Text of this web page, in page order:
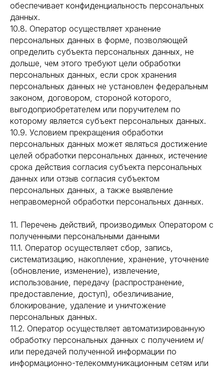
обеспечивает конфиденциальность персональных
данных.
10.8. Оператор осуществляет хранение
персональных данных в форме, позволяющей
определить субъекта персональных данных, не
дольше, чем этого требуют цели обработки
персональных данных, если срок хранения
персональных данных не установлен федеральным
законом, договором, стороной которого,
выгодоприобретателем или поручителем по
которому является субъект персональных данных.
10.9. Условием прекращения обработки
персональных данных может являться достижение
целей обработки персональных данных, истечение
срока действия согласия субъекта персональных
данных или отзыв согласия субъектом
персональных данных, а также выявление
неправомерной обработки персональных данных.
11. Перечень действий, производимых Оператором с
полученными персональными данными
11.1. Оператор осуществляет сбор, запись,
систематизацию, накопление, хранение, уточнение
(обновление, изменение), извлечение,
использование, передачу (распространение,
предоставление, доступ), обезличивание,
блокирование, удаление и уничтожение
персональных данных.
11.2. Оператор осуществляет автоматизированную
обработку персональных данных с получением и/
или передачей полученной информации по
информационно-телекоммуникационным сетям или